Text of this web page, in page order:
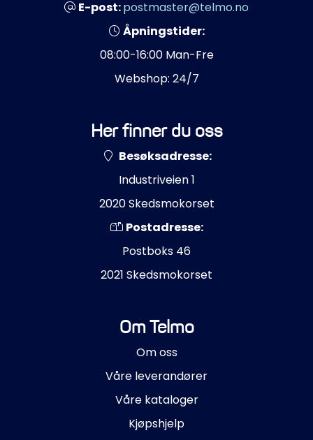
E-post:postmaster@telmo.no
Åpningstider:
08:00-16:00 Man-Fre
Webshop: 24/7
Her finner du oss
Besøksadresse:
Industriveien 1
2020 Skedsmokorset
Postadresse:
Postboks 46
2021 Skedsmokorset
Om Telmo
Om oss
Våre leverandører
Våre kataloger
Kjøpshjelp